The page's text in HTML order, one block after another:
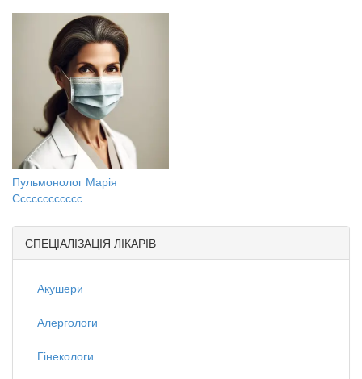
Пульмонолог Марія
Сссссссссссс
СПЕЦІАЛІЗАЦІЯ ЛІКАРІВ
Акушери
Алергологи
Гінекологи